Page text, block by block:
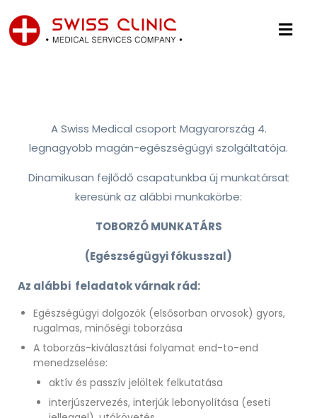
A Swiss Medical csoport Magyarország 4.
legnagyobb magán-egészségügyi szolgáltatója.
Dinamikusan fejlődő csapatunkba új munkatársat
keresünk az alábbi munkakörbe:
TOBORZÓ MUNKATÁRS
(Egészségügyi fókusszal)
Az alábbi feladatok várnak rád:
Egészségügyi dolgozók (elsősorban orvosok) gyors,
rugalmas, minőségi toborzása
A toborzás-kiválasztási folyamat end-to-end
menedzselése:
aktív és passzív jelöltek felkutatása
interjúszervezés, interjúk lebonyolítása (eseti